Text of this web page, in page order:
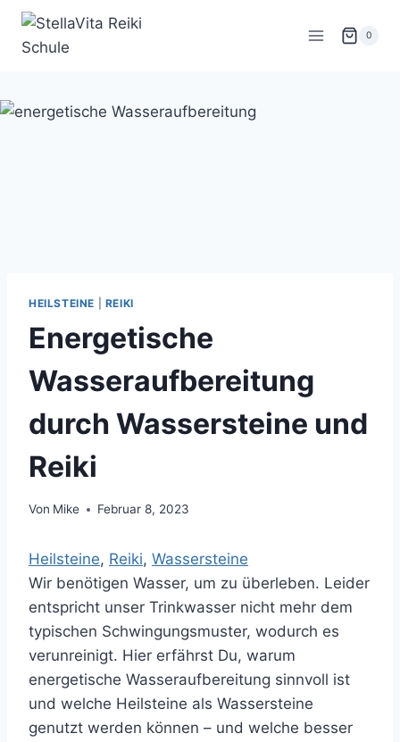
Zum
springen
0
HEILSTEINE REIKI
Energetische
Wasseraufbereitung
durch Wassersteine und
Reiki
Von Mike Februar 8, 2023
Heilsteine, Reiki, Wassersteine
Wir benötigen Wasser, um zu überleben. Leider
entspricht unser Trinkwasser nicht mehr dem
typischen Schwingungsmuster, wodurch es
verunreinigt. Hier erfährst Du, warum
energetische Wasseraufbereitung sinnvoll ist
und welche Heilsteine als Wassersteine
genutzt werden können – und welche besser